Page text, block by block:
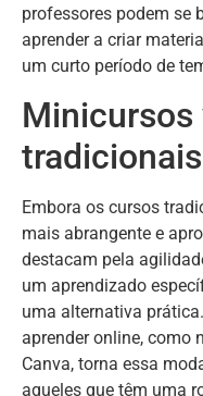
professores podem se
aprender a criar
um curto período de
Minicursos
tradicionais
Embora os cursos
mais abrangente e
destacam pela
um aprendizado
uma alternativa
aprender online, como
Canva, torna essa
aqueles que têm uma